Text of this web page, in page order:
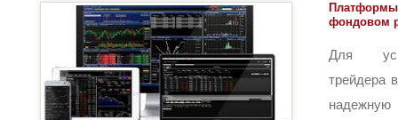
Платформы
фондовом
Для
трейдера